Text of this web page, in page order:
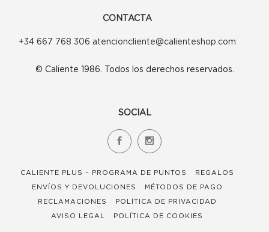
CONTACTA
+34 667 768 306 atencioncliente@calienteshop.com
© Caliente 1986. Todos los derechos reservados.
SOCIAL
CALIENTE PLUS – PROGRAMA DE PUNTOS
REGALOS
ENVÍOS Y DEVOLUCIONES
MÉTODOS DE PAGO
RECLAMACIONES
POLÍTICA DE PRIVACIDAD
AVISO LEGAL
POLÍTICA DE COOKIES